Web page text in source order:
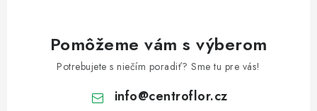
Pomôžeme vám s výberom
Potrebujete s niečím poradiť? Sme tu pre vás!
info@centroflor.cz